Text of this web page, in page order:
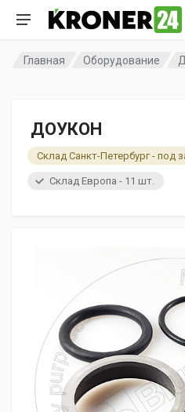
Главная Оборудование
ДОУКОН
Склад Санкт-Петербург - под
Склад Европа - 11 шт.